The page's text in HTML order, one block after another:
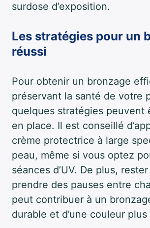
surdose d’exposition.
Les stratégies pour un
réussi
Pour obtenir un bronzage
préservant la santé de votre
quelques stratégies peuvent
en place. Il est conseillé
crème protectrice à large
peau, même si vous optez
séances d’UV. De plus,
prendre des pauses entre
peut contribuer à un
durable et d’une couleur